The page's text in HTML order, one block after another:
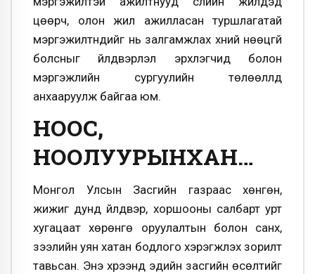
цөөрч, олон жил ажилласан туршлагатай
мэргэжилтнүүдийг нь залгамжлах хүний нөөцгүй
болсныг үйлдвэрлэл эрхлэгчид болон
мэргэжлийн сургуулийн төлөөллүүд
анхааруулж байгаа юм.
НООС,
НООЛУУРЫНХАН…
Монгол Улсын Засгийн газраас хөнгөн,
жижиг дунд үйлдвэр, хоршооны салбарт урт
хугацаат хөрөнгө оруулалтын болон санхүү,
зээлийн уян хатан бодлого хэрэгжүүлэх зорилт
тавьсан. Энэ хүрээнд эдийн засгийн өсөлтийг